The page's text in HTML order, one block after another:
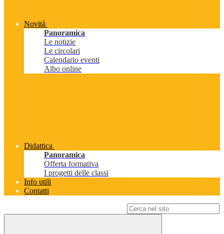
Novità
Panoramica
Le notizie
Le circolari
Calendario eventi
Albo online
Didattica
Panoramica
Offerta formativa
I progetti delle classi
Info utili
Contatti